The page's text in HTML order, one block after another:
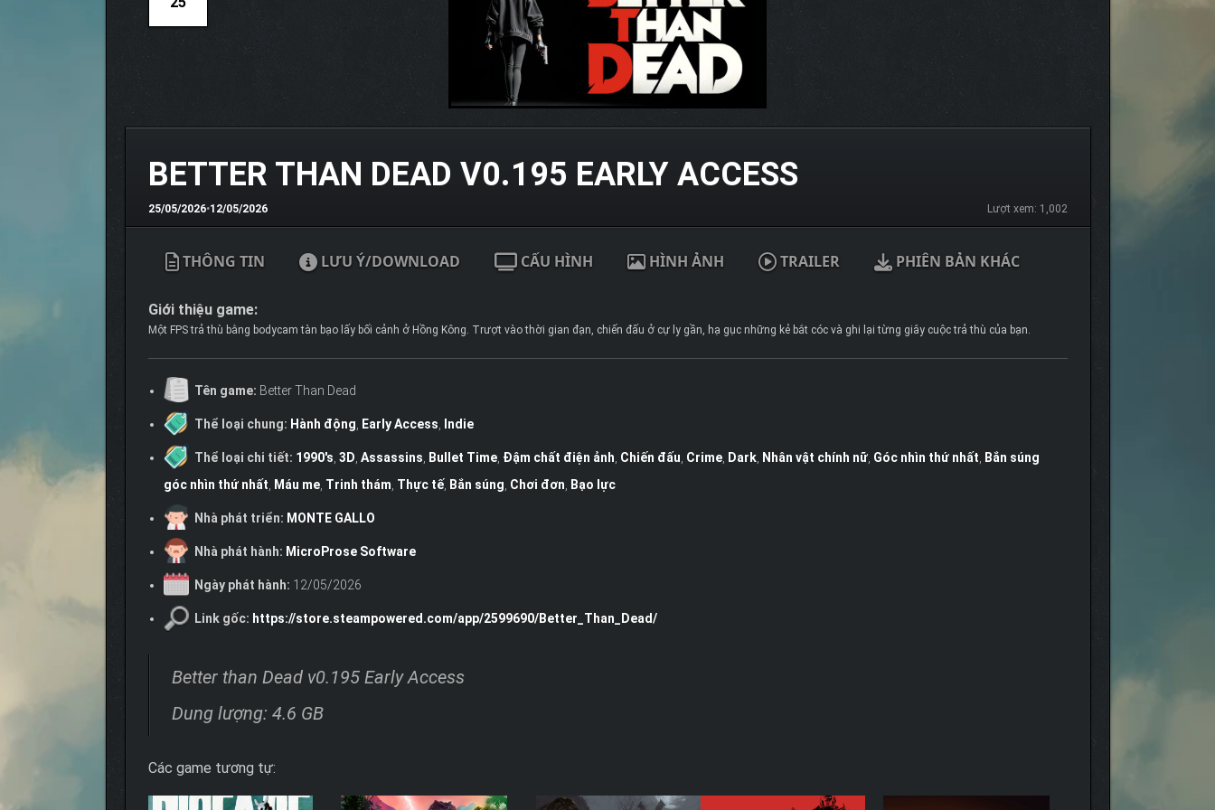
BETTER THAN DEAD V0.195 EARLY ACCESS
25/05/2026•12/05/2026 Lượt xem: 1,002
THÔNG TIN LƯU Ý/DOWNLOAD CẤU HÌNH HÌNH ẢNH TRAILER PHIÊN BẢN KHÁC
Giới thiệu game:
Một FPS trả thù bằng bodycam tàn bạo lấy bối cảnh ở Hồng Kông. Trượt vào thời gian đạn, chiến đấu ở cự ly gần, hạ gục những kẻ bắt cóc và ghi lại từng giây cuộc trả thù của bạn.
Tên game: Better Than Dead
Thể loại chung: Hành động Early Access Indie
Thể loại chi tiết: 1990's 3D Assassins Bullet Time, Đậm chất điện ảnh Chiến đấu Crime, Dark, Nhân vật chính nữ, Góc nhìn thứ nhất
Bắn súng
góc nhìn thứ nhất
Máu me, Trinh thám Thực tế, Bắn súng Chơi đơn Bạo lực
Nhà phát triển: MONTE GALLO
Nhà phát hành: MicroProse Software
Ngày phát hành: 12/05/2026
Link gốc: https://store.steampowered.com/app/2599690/Better_Than_Dead/
Better than Dead v0.195 Early Access
Dung lượng: 4.6 GB
Các game tương tự: